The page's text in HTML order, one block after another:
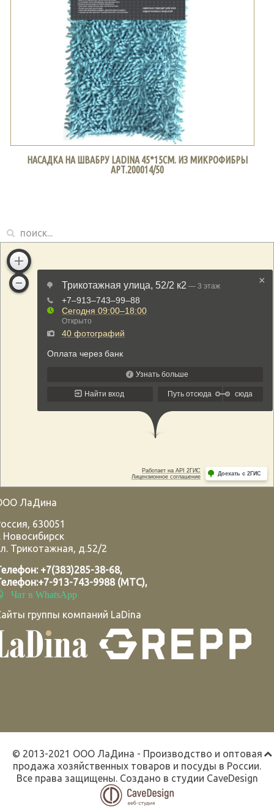
НАСАДКА НА ШВАБРУ LADINA 45*15СМ. ИЗ МИКРОФИБРЫ
АРТ.200014/50
ЛаДина
, 630051
Новосибирск
Трикотажная, д.52/2
+7(383)285-38-68,
+7-913-743-9988 (МТС),
Чат в WhatsApp
группы компаний LaDina
© 2013-2021 ООО ЛаДина - Производство и оптовая
продажа хозяйственных товаров и посуды в России.
Все права защищены. Создано в студии CaveDesign